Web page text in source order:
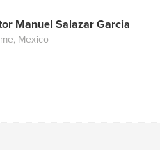
Manuel Salazar Garcia
Mexico